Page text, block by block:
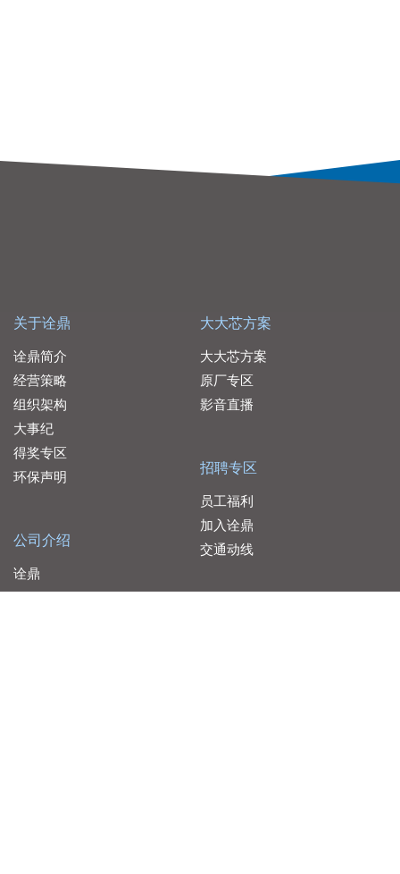
关于诠鼎
诠鼎简介
经营策略
组织架构
大事纪
得奖专区
环保声明
公司介绍
诠鼎
大大芯方案
大大芯方案
原厂专区
影音直播
招聘专区
员工福利
加入诠鼎
交通动线